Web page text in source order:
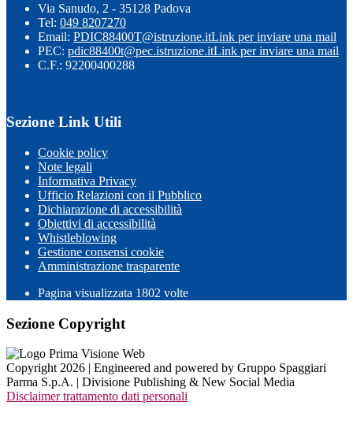
Via Sanudo, 2 - 35128 Padova
Tel: 049 8207270
Email: PDIC88400T@istruzione.itLink per inviare una mail
PEC: pdic88400t@pec.istruzione.itLink per inviare una mail
C.F.: 92200400288
Sezione Link Utili
Cookie policy
Note legali
Informativa Privacy
Ufficio Relazioni con il Pubblico
Dichiarazione di accessibilità
Obiettivi di accessibilità
Whistleblowing
Gestione consensi cookie
Amministrazione trasparente
Pagina visualizzata 1802 volte
Sezione Copyright
Copyright 2026 | Engineered and powered by Gruppo Spaggiari
Parma S.p.A. | Divisione Publishing & New Social Media
Disclaimer trattamento dati personali